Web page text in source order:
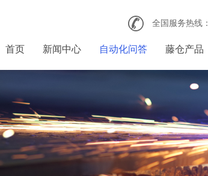
全国服务热线：
首页 新闻中心 自动化问答 藤仓产品